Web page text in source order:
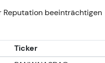
Abwärtstrend nahe
Reputation beeinträchtigen
Ticker